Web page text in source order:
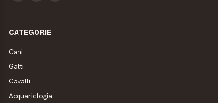
CATEGORIE
Cani
Gatti
Cavalli
Acquariologia